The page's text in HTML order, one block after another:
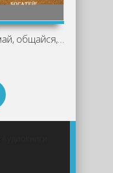
Думай, общайся, богатей! 6 бестселлеров